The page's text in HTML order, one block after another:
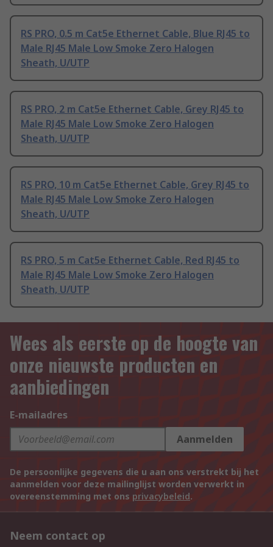
RS PRO, 0.5 m Cat5e Ethernet Cable, Blue RJ45 to
Male RJ45 Male Low Smoke Zero Halogen
Sheath, U/UTP
RS PRO, 2 m Cat5e Ethernet Cable, Grey RJ45 to
Male RJ45 Male Low Smoke Zero Halogen
Sheath, U/UTP
RS PRO, 10 m Cat5e Ethernet Cable, Grey RJ45 to
Male RJ45 Male Low Smoke Zero Halogen
Sheath, U/UTP
RS PRO, 5 m Cat5e Ethernet Cable, Red RJ45 to
Male RJ45 Male Low Smoke Zero Halogen
Sheath, U/UTP
Wees als eerste op de hoogte van
onze nieuwste producten en
aanbiedingen
E-mailadres
Aanmelden
De persoonlijke gegevens die u aan ons verstrekt bij het
aanmelden voor deze mailinglijst worden verwerkt in
overeenstemming met ons privacybeleid.
Neem contact op